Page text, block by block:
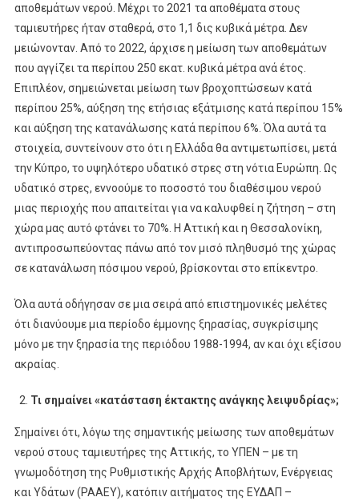
αποθεμάτων νερού. Μέχρι το 2021 τα αποθέματα στους
ταμιευτήρες ήταν σταθερά, στο 1,1 δις κυβικά μέτρα. Δεν
μειώνονταν. Από το 2022, άρχισε η μείωση των αποθεμάτων
που αγγίζει τα περίπου 250 εκατ. κυβικά μέτρα ανά έτος.
Επιπλέον, σημειώνεται μείωση των βροχοπτώσεων κατά
περίπου 25%, αύξηση της ετήσιας εξάτμισης κατά περίπου 15%
και αύξηση της κατανάλωσης κατά περίπου 6%. Όλα αυτά τα
στοιχεία, συντείνουν στο ότι η Ελλάδα θα αντιμετωπίσει, μετά
την Κύπρο, το υψηλότερο υδατικό στρες στη νότια Ευρώπη. Ως
υδατικό στρες, εννοούμε το ποσοστό του διαθέσιμου νερού
μιας περιοχής που απαιτείται για να καλυφθεί η ζήτηση – στη
χώρα μας αυτό φτάνει το 70%. Η Αττική και η Θεσσαλονίκη,
αντιπροσωπεύοντας πάνω από τον μισό πληθυσμό της χώρας
σε κατανάλωση πόσιμου νερού, βρίσκονται στο επίκεντρο.
Όλα αυτά οδήγησαν σε μια σειρά από επιστημονικές μελέτες
ότι διανύουμε μια περίοδο έμμονης ξηρασίας, συγκρίσιμης
μόνο με την ξηρασία της περιόδου 1988-1994, αν και όχι εξίσου
ακραίας.
Τι σημαίνει «κατάσταση έκτακτης ανάγκης λειψυδρίας»;
Σημαίνει ότι, λόγω της σημαντικής μείωσης των αποθεμάτων
νερού στους ταμιευτήρες της Αττικής, το ΥΠΕΝ – με τη
γνωμοδότηση της Ρυθμιστικής Αρχής Αποβλήτων, Ενέργειας
και Υδάτων (ΡΑΑΕΥ), κατόπιν αιτήματος της ΕΥΔΑΠ –